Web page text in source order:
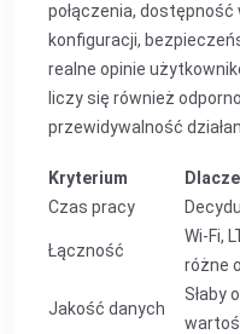
połączenia,
konfiguracji,
realne opinie
liczy się również
przewidywalność
Kryterium
Czas pracy
Łączność
Wi‑Fi,
różne
Jakość danych
Słaby